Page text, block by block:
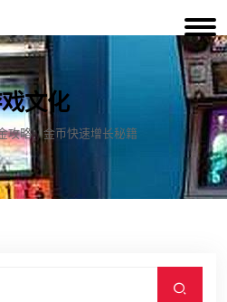
文化
攻略：金币快速增长秘籍